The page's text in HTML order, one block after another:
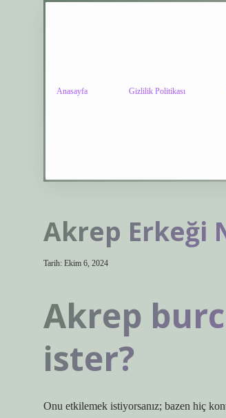
Anasayfa Gizlilik Politikası
Akrep Erkeği
Tarih: Ekim 6, 2024
Akrep
ister?
Onu etkilemek istiyorsanız; bazen hiç